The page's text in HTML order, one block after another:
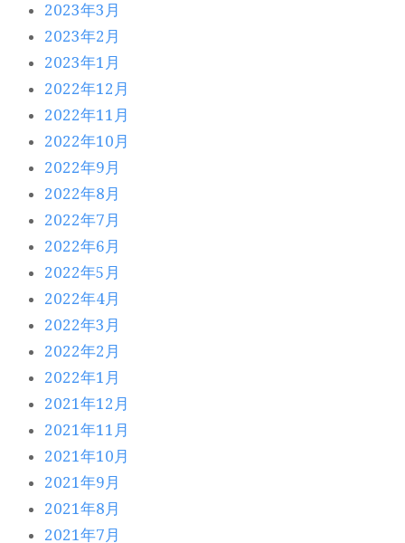
2023年3月
2023年2月
2023年1月
2022年12月
2022年11月
2022年10月
2022年9月
2022年8月
2022年7月
2022年6月
2022年5月
2022年4月
2022年3月
2022年2月
2022年1月
2021年12月
2021年11月
2021年10月
2021年9月
2021年8月
2021年7月